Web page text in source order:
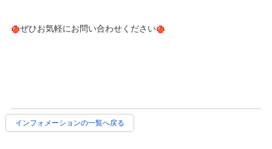
ぜひお気軽にお問い合わせください
インフォメーションの一覧へ戻る